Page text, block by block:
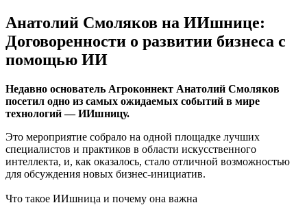
Анатолий Смоляков на ИИшнице:
Договоренности о развитии бизнеса с
помощью ИИ
Недавно основатель Агроконнект Анатолий Смоляков
посетил одно из самых ожидаемых событий в мире
технологий — ИИшницу.
Это мероприятие собрало на одной площадке лучших
специалистов и практиков в области искусственного
интеллекта, и, как оказалось, стало отличной возможностью
для обсуждения новых бизнес-инициатив.
Что такое ИИшница и почему она важна